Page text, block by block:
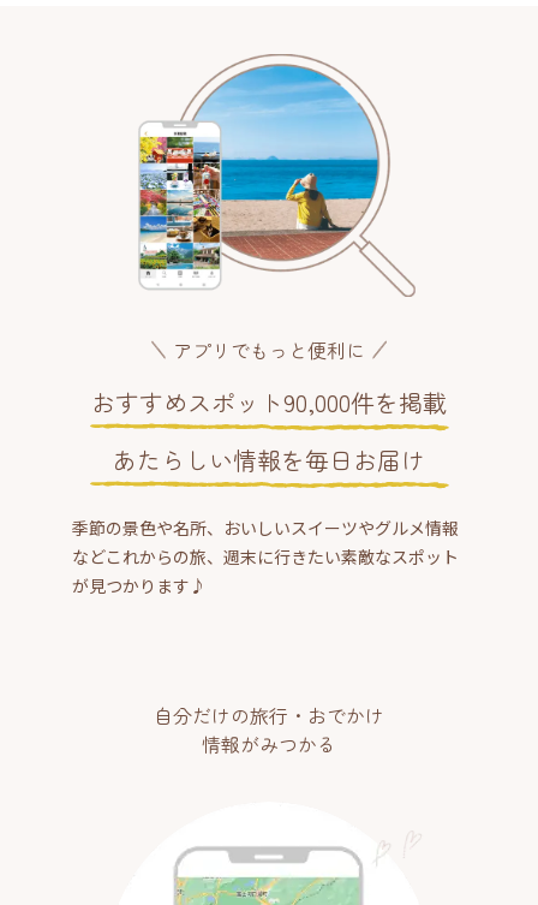
アプリでもっと便利に
おすすめスポット90,000件を掲載
あたらしい情報を毎日お届け
季節の景色や名所、おいしいスイーツやグルメ情報
などこれからの旅、週末に行きたい素敵なスポット
が見つかります♪
自分だけの旅行・おでかけ
情報がみつかる